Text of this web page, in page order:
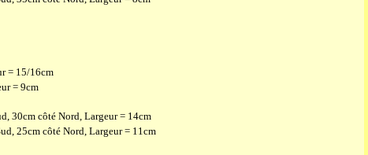
= 15/16cm
= 9cm
30cm côté Nord, Largeur = 14cm
25cm côté Nord, Largeur = 11cm